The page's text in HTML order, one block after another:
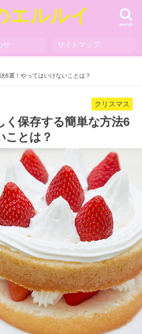
エルルイ search
せ サイトマップ
6選！やってはいけないことは？
クリスマス
く保存する簡単な方法6
ことは？